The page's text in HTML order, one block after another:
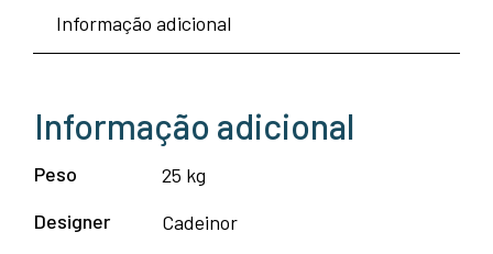
Informação adicional
Informação adicional
Peso
25 kg
Designer
Cadeinor